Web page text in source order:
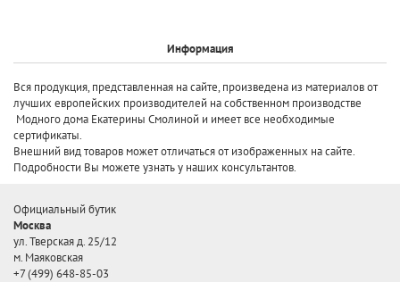
Информация
Вся продукция, представленная на сайте, произведена из материалов от
лучших европейских производителей на собственном производстве
Модного дома Екатерины Смолиной и имеет все необходимые
сертификаты.
Внешний вид товаров может отличаться от изображенных на сайте.
Подробности Вы можете узнать у наших консультантов.
Официальный бутик
Москва
ул. Тверская д. 25/12
м. Маяковская
+7 (499) 648-85-03